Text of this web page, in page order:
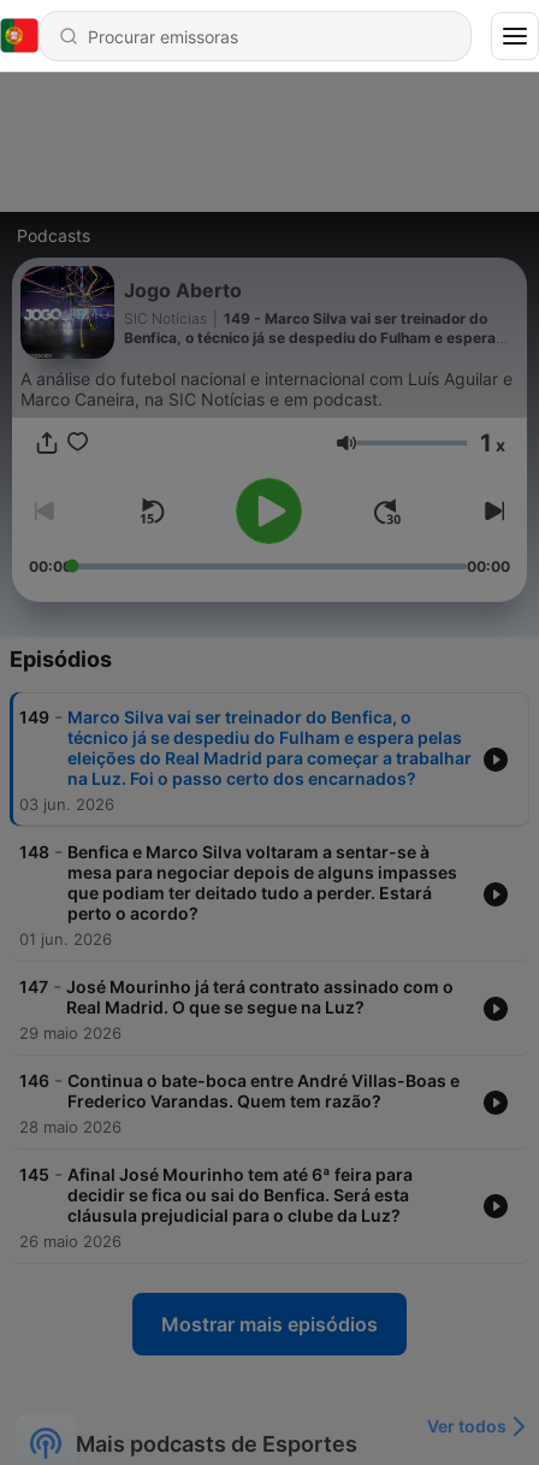
Podcasts
Jogo Aberto
SIC Notícias
149 - Marco Silva vai ser treinador do
Benfica, o técnico já se despediu do Fulham e espera
na Luz. Foi o passo certo dos encarnados?
A análise do futebol nacional e internacional com Luís Aguilar e
Marco Caneira, na SIC Notícias e em podcast.
Volume 1 x
00:00 00:00
Episódios
149 - Marco Silva vai ser treinador do Benfica, o
técnico já se despediu do Fulham e espera pelas
eleições do Real Madrid para começar a trabalhar
na Luz. Foi o passo certo dos encarnados?
03 jun. 2026
148 - Benfica e Marco Silva voltaram a sentar-se à
mesa para negociar depois de alguns impasses
que podiam ter deitado tudo a perder. Estará
perto o acordo?
01 jun. 2026
147 - José Mourinho já terá contrato assinado com o
Real Madrid. O que se segue na Luz?
29 maio 2026
146 - Continua o bate-boca entre André Villas-Boas e
Frederico Varandas. Quem tem razão?
28 maio 2026
145 - Afinal José Mourinho tem até 6ª feira para
decidir se fica ou sai do Benfica. Será esta
cláusula prejudicial para o clube da Luz?
26 maio 2026
Mostrar mais episódios
Mais podcasts de Esportes
Ver todos